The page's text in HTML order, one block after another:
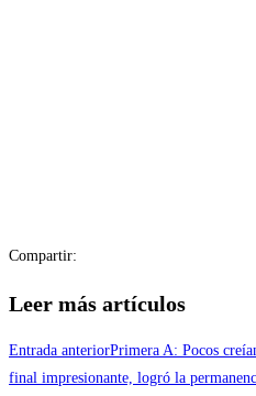
Compartir:
Leer más artículos
Entrada anteriorPrimera A: Pocos
final impresionante, logró la